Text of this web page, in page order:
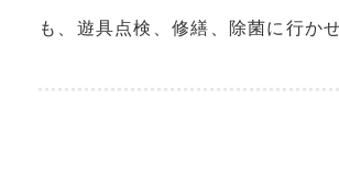
も、遊具点検、修繕、除菌に行か